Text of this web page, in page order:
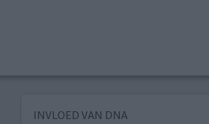
INVLOED VAN DNA